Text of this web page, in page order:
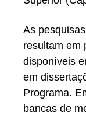
As
resultam em
disponíveis
em
Programa.
bancas de